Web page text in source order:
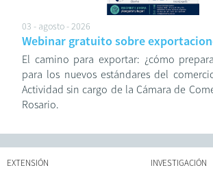
03 - agosto - 2026
Webinar gratuito sobre
El camino para exportar: ¿cómo
para los nuevos estándares del
Actividad sin cargo de la Cámara de
Rosario.
EXTENSIÓN INVESTIGACIÓN